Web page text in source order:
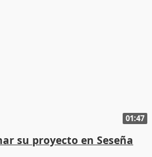
01:47
su proyecto en Seseña